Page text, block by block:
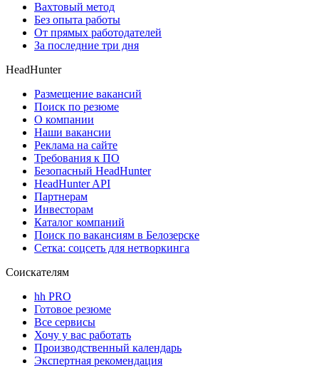
Вахтовый метод
Без опыта работы
От прямых работодателей
За последние три дня
HeadHunter
Размещение вакансий
Поиск по резюме
О компании
Наши вакансии
Реклама на сайте
Требования к ПО
Безопасный HeadHunter
HeadHunter API
Партнерам
Инвесторам
Каталог компаний
Поиск по вакансиям в Белозерске
Сетка: соцсеть для нетворкинга
Соискателям
hh PRO
Готовое резюме
Все сервисы
Хочу у вас работать
Производственный календарь
Экспертная рекомендация